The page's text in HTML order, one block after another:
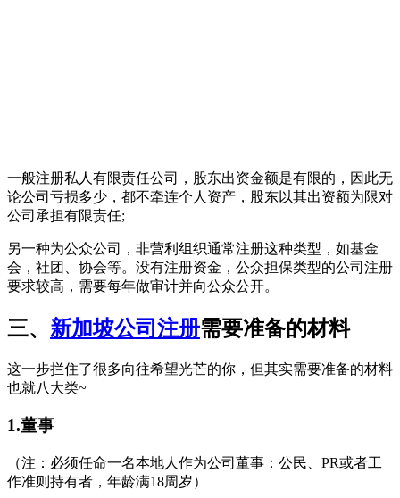
一般注册私人有限责任公司，股东出资金额是有限的，因此无
论公司亏损多少，都不牵连个人资产，股东以其出资额为限对
公司承担有限责任;
另一种为公众公司，非营利组织通常注册这种类型，如基金
会，社团、协会等。没有注册资金，公众担保类型的公司注册
要求较高，需要每年做审计并向公众公开。
三、 新加坡公司注册需要准备的材料
这一步拦住了很多向往希望光芒的你，但其实需要准备的材料
也就八大类~
1.董事
（注：必须任命一名本地人作为公司董事：公民、PR或者工
作准则持有者，年龄满18周岁）